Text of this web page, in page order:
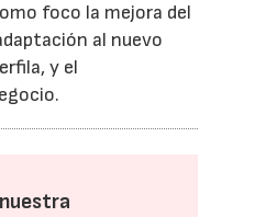
foco la mejora del
al nuevo
y el